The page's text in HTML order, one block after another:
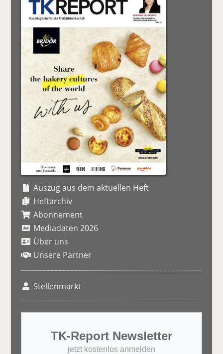
Auszug aus dem aktuellen Heft
Heftarchiv
Abonnement
Mediadaten 2026
Über uns
Unsere Partner
Stellenmarkt
TK-Report Newsletter
jetzt kostenlos anmelden